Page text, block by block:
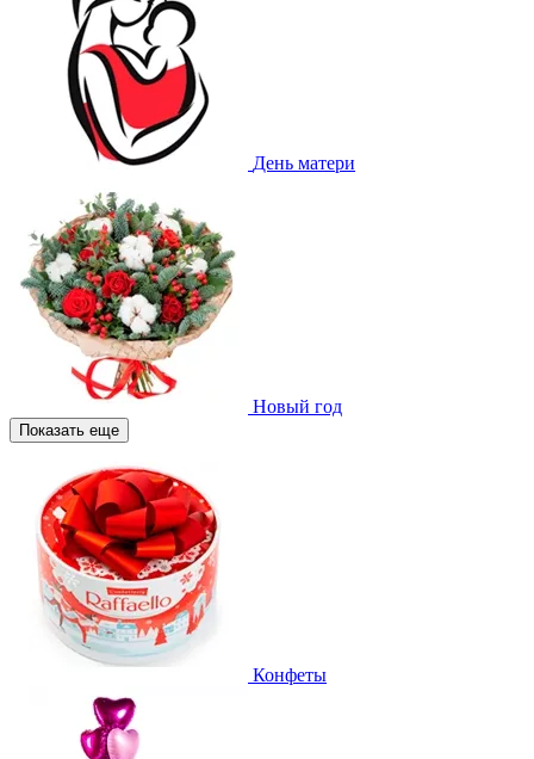
День матери
Новый год
Показать еще
Конфеты